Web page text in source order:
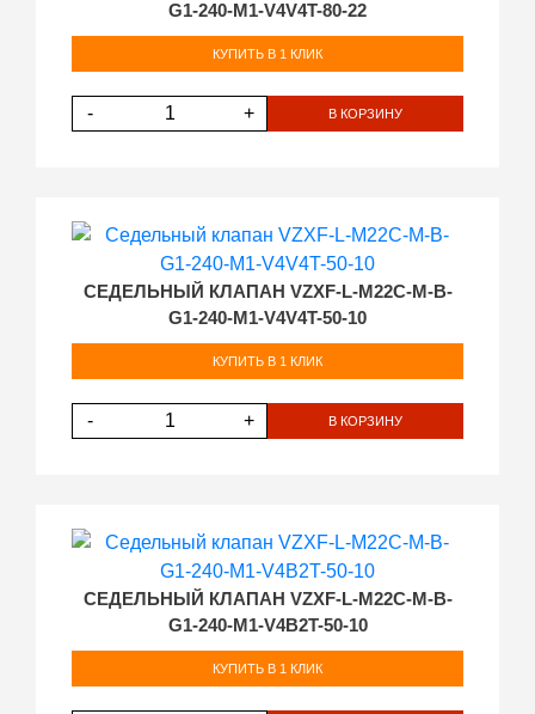
G1-240-M1-V4V4T-80-22
КУПИТЬ В 1 КЛИК
- + В КОРЗИНУ
СЕДЕЛЬНЫЙ КЛАПАН VZXF-L-M22C-M-B-
G1-240-M1-V4V4T-50-10
КУПИТЬ В 1 КЛИК
- + В КОРЗИНУ
СЕДЕЛЬНЫЙ КЛАПАН VZXF-L-M22C-M-B-
G1-240-M1-V4B2T-50-10
КУПИТЬ В 1 КЛИК